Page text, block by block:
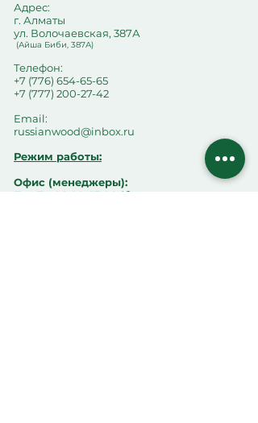
Адрес:
г. Алматы
ул. Волочаевская, 387А
(Айша Биби, 387А)
Телефон:
+7 (776) 654-65-65
+7 (777) 200-27-42
Email:
russianwood@inbox.ru
Режим работы:
Офис (менеджеры):
Пн–Пт: 08:00–17:00 (без